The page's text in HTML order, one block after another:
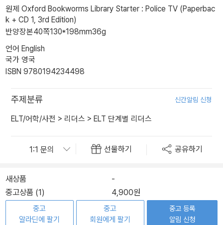
원제 Oxford Bookworms Library Starter : Police TV (Paperbac
k + CD 1, 3rd Edition)
반양장본40쪽130*198mm36g
언어 English
국가 영국
ISBN 9780194234498
주제분류 신간알림 신청
ELT/어학/사전 > 리더스 > ELT 단계별 리더스
선물하기 공유하기
새상품
-
중고상품 (1)
4,900원
중고
알라딘에 팔기
중고
회원에게 팔기
중고 등록
알림 신청